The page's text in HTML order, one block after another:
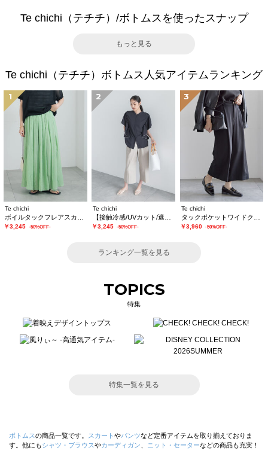
Te chichi（テチチ）/ボトムスを使ったスナップ
もっと見る
Te chichi（テチチ）ボトムス人気アイテムランキング
1
Te chichi
￥3,245 -50%OFF-
2
Te chichi
￥3,245 -50%OFF-
3
Te chichi
￥3,960 -50%OFF-
ランキング一覧を見る
TOPICS
特集
特集一覧を見る
ボトムスの商品一覧です。 スカート やパンツなど定番アイテムを取り揃えておりま
す。他にもシャツ・ブラウスやカーディガン ニット・セーターなどの商品も充実！